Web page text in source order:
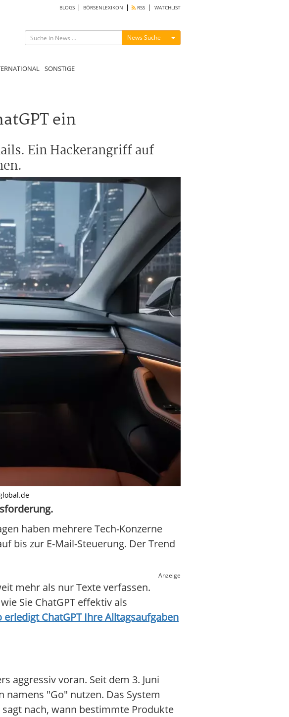
BLOGS BÖRSENLEXIKON RSS WATCHLIST
News Suche Menü ein-/ausblenden
SONSTIGE
ein
Ein Hackerangriff auf
haben mehrere Tech-Konzerne
bis zur E-Mail-Steuerung. Der Trend
Anzeige
mehr als nur Texte verfassen.
Sie ChatGPT effektiv als
ChatGPT Ihre Alltagsaufgaben
aggressiv voran. Seit dem 3. Juni
"Go" nutzen. Das System
nach, wann bestimmte Produkte